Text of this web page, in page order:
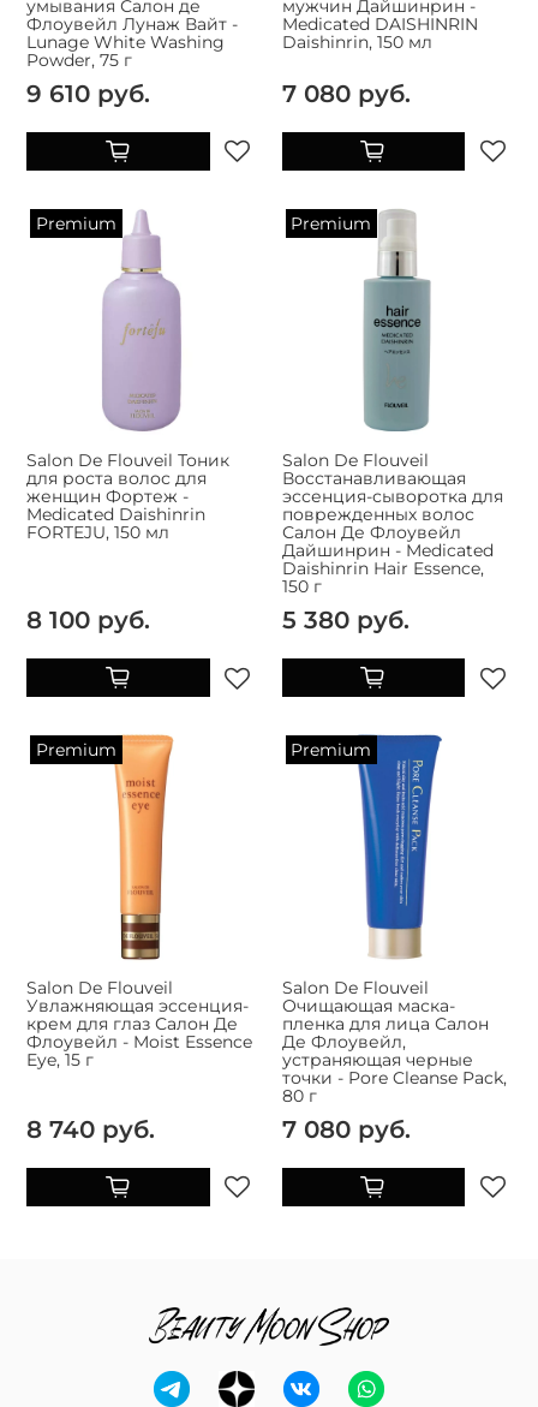
умывания Салон де
Флоувейл Лунаж Вайт -
Lunage White Washing
Powder, 75 г
9 610 руб.
мужчин Дайшинрин -
Medicated DAISHINRIN
Daishinrin, 150 мл
7 080 руб.
Premium
Salon De Flouveil Тоник
для роста волос для
женщин Фортеж -
Medicated Daishinrin
FORTEJU, 150 мл
8 100 руб.
Premium
Salon De Flouveil
Восстанавливающая
эссенция-сыворотка для
поврежденных волос
Салон Де Флоувейл
Дайшинрин - Medicated
Daishinrin Hair Essence,
150 г
5 380 руб.
Premium
Salon De Flouveil
Увлажняющая эссенция-
крем для глаз Салон Де
Флоувейл - Moist Essence
Eye, 15 г
8 740 руб.
Premium
Salon De Flouveil
Очищающая маска-
пленка для лица Салон
Де Флоувейл,
устраняющая черные
точки - Pore Cleanse Pack,
80 г
7 080 руб.